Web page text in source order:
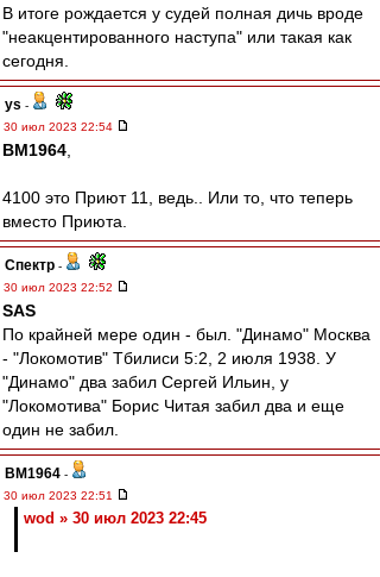
В итоге рождается у судей полная дичь вроде
"неакцентированного наступа" или такая как
сегодня.
ys -
30 июл 2023 22:54
BM1964
4100 это Приют 11, ведь.. Или то, что теперь
вместо Приюта.
Спектр -
30 июл 2023 22:52
SAS
По крайней мере один - был. "Динамо" Москва
- "Локомотив" Тбилиси 5:2, 2 июля 1938. У
"Динамо" два забил Сергей Ильин, у
"Локомотива" Борис Читая забил два и еще
один не забил.
BM1964 -
30 июл 2023 22:51
wod » 30 июл 2023 22:45